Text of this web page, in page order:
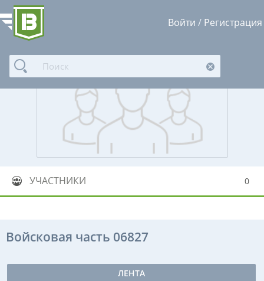
Войти / Регистрация
УЧАСТНИКИ 0
Войсковая часть 06827
ЛЕНТА